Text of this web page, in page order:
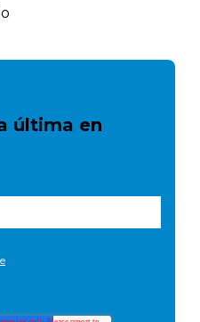
última en